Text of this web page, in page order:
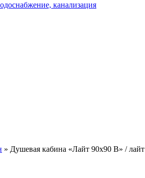
канализация
» Душевая кабина «Лайт 90х90 В» / лайт